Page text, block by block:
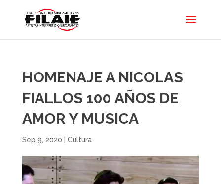
HOMENAJE A NICOLAS
FIALLOS 100 AÑOS DE
AMOR Y MUSICA
Sep 9, 2020 Cultura